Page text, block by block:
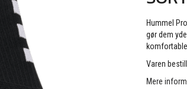
Hummel
gør dem
Varen
Mere